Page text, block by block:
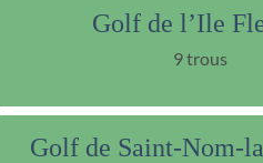
Golf de l’Ile
9 trous
Golf de Saint-Nom-